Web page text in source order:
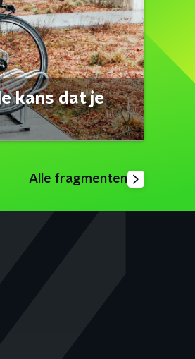
kans dat je
Alle fragmenten